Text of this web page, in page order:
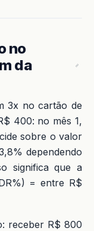
no
da
3x no cartão de
400: no mês 1,
sobre o valor
dependendo
significa que a
= entre R$
receber R$ 800